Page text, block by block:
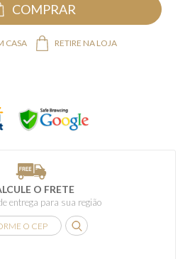
COMPRAR
CASA RETIRE NA LOJA
O FRETE
entrega para sua região